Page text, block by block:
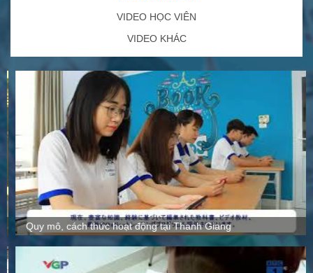
VIDEO HỌC VIÊN
VIDEO KHÁC
Quy mô, cách thức hoạt động tại Thanh Giang